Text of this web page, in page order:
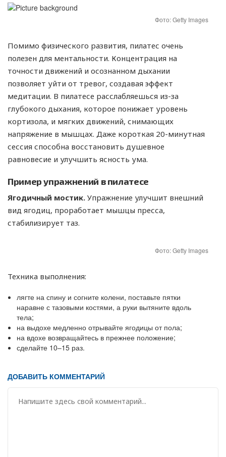
Фото: Getty Images
Помимо физического развития, пилатес очень
полезен для ментальности. Концентрация на
точности движений и осознанном дыхании
позволяет уйти от тревог, создавая эффект
медитации. В пилатесе расслабляешься из-за
глубокого дыхания, которое понижает уровень
кортизола, и мягких движений, снимающих
напряжение в мышцах. Даже короткая 20-минутная
сессия способна восстановить душевное
равновесие и улучшить ясность ума.
Пример упражнений в пилатесе
Ягодичный мостик. Упражнение улучшит внешний
вид ягодиц, проработает мышцы пресса,
стабилизирует таз.
Фото: Getty Images
Техника выполнения:
лягте на спину и согните колени, поставьте пятки
наравне с тазовыми костями, а руки вытяните вдоль
тела;
на выдохе медленно отрывайте ягодицы от пола;
на вдохе возвращайтесь в прежнее положение;
сделайте 10–15 раз.
ДОБАВИТЬ КОММЕНТАРИЙ